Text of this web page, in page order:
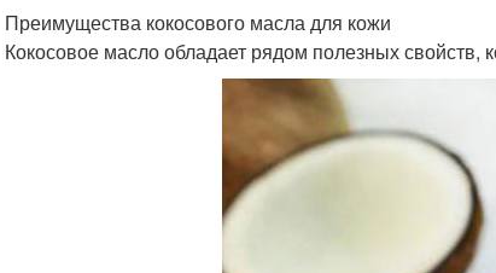
Преимущества кокосового масла для кожи
Кокосовое масло обладает рядом полезных